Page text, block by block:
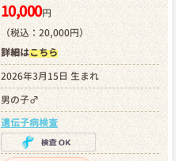
10,000円
（税込：20,000円）
詳細はこちら
2026年3月15日 生まれ
男の子♂
遺伝子病検査